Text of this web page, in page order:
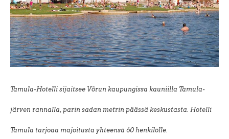
Tamula-Hotelli sijaitsee Võrun kaupungissa kauniilla Tamula-
järven rannalla, parin sadan metrin päässä keskustasta. Hotelli
Tamula tarjoaa majoitusta yhteensä 60 henkilölle.